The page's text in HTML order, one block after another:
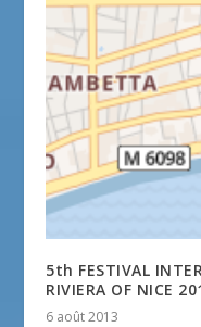
5th FESTIVAL
RIVIERA OF NICE
6 août 2013